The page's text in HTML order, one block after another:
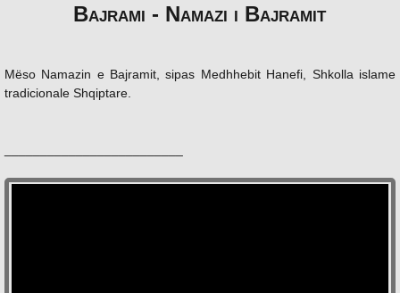
Bajrami - Namazi i Bajramit
Mëso Namazin e Bajramit, sipas Medhhebit Hanefi, Shkolla islame
tradicionale Shqiptare.